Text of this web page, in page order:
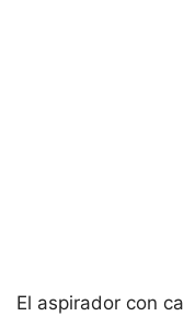
El aspirador con